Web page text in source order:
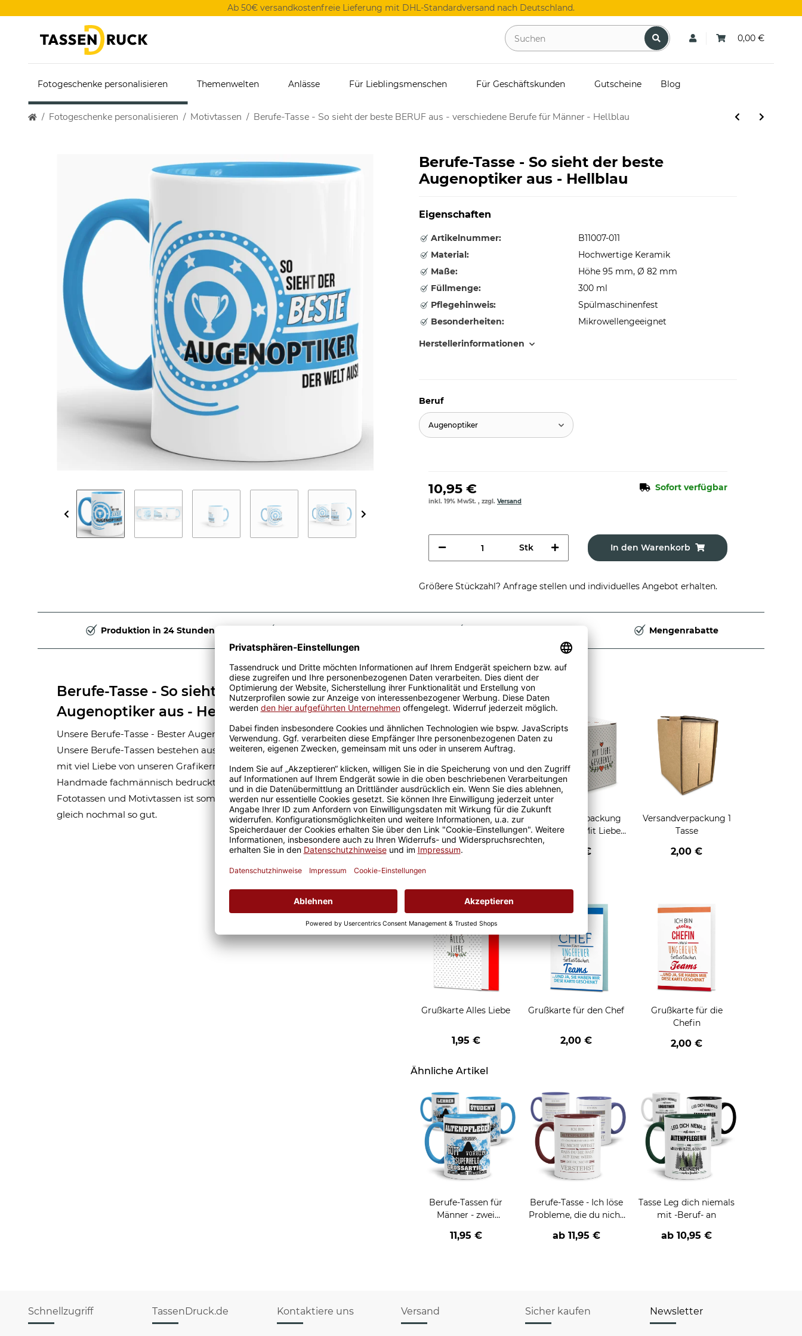
Ab 50€ versandkostenfreie Lieferung mit DHL-Standardversand nach Deutschland.
0,00 €
Fotogeschenke personalisieren Themenwelten Anlässe Für Lieblingsmenschen Für Geschäftskunden Gutscheine Blog
Fotogeschenke personalisieren Motivtassen Berufe-Tasse - So sieht der beste BERUF aus - verschiedene Berufe für Männer - Hellblau
Berufe-Tasse - So sieht der beste
Augenoptiker aus - Hellblau
Eigenschaften
Artikelnummer:
B11007-011
Material:
Hochwertige Keramik
Maße:
Höhe 95 mm, Ø 82 mm
Füllmenge:
300 ml
Pflegehinweis:
Spülmaschinenfest
Besonderheiten:
Mikrowellengeeignet
Herstellerinformationen
Beruf
Augenoptiker
10,95 € Sofort verfügbar
inkl. 19% MwSt. , zzgl. Versand
Stk In den Warenkorb
Größere Stückzahl? Anfrage stellen und individuelles Angebot erhalten.
Produktion in 24 Stunden Mengenrabatte
Berufe-Tasse - So sieht der beste
Augenoptiker aus - Hellblau
Unsere Berufe-Tasse - Bester Augenoptiker - ist eine tolle Geschenkidee.
Unsere Berufe-Tassen bestehen aus hochwertiger Keramik und wurden
mit viel Liebe von unseren Grafikern designt. Mit viel Erfahrung werden sie
Handmade fachmännisch bedruckt. Eine lange Freude an unseren
Fototassen und Motivtassen ist somit garantiert und der Kaffee schmeckt
gleich nochmal so gut.
Passende Verpackungen
Geschenkverpackung 1
Tasse mit Fenster
2,50 €
Geschenkverpackung
für Tassen - Mit Liebe
2,95 €
Versandverpackung 1
Tasse
2,00 €
Grußkarten zum Verschenken
Grußkarte Alles Liebe
1,95 €
Grußkarte für den Chef
2,00 €
Grußkarte für die
Chefin
2,00 €
Ähnliche Artikel
Berufe-Tassen für
Männer - zwei
11,95 €
Berufe-Tasse - Ich löse
Probleme, die du nicht
verschiedene Berufe
ab 11,95 €
Tasse Leg dich niemals
mit -Beruf- an
ab10,95 €
Schnellzugriff TassenDruck.de Kontaktiere uns Versand Sicher kaufen Newsletter